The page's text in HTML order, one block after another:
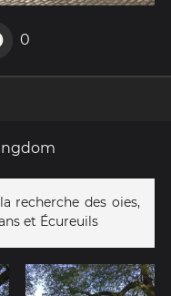
0
recherche des oies,
et Écureuils